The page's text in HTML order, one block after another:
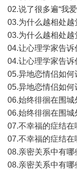
02.说了很多遍“我
03.为什么越相处
03.为什么越相处
04.让心理学家告
04.让心理学家告
05.异地恋情侣如
05.异地恋情侣如
06.始终徘徊在围
06.始终徘徊在围
07.不幸福的症结在
07.不幸福的症结在
08.亲密关系中有
08.亲密关系中有